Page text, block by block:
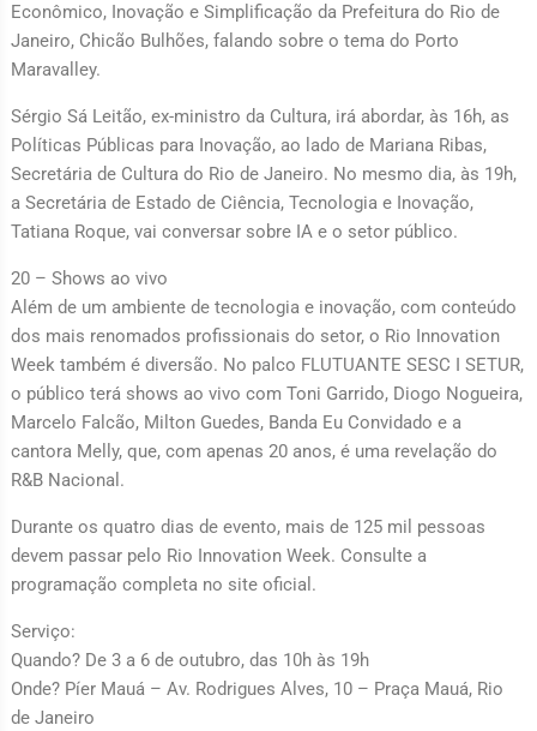
Econômico, Inovação e Simplificação da Prefeitura do Rio de
Janeiro, Chicão Bulhões, falando sobre o tema do Porto
Maravalley.
Sérgio Sá Leitão, ex-ministro da Cultura, irá abordar, às 16h, as
Políticas Públicas para Inovação, ao lado de Mariana Ribas,
Secretária de Cultura do Rio de Janeiro. No mesmo dia, às 19h,
a Secretária de Estado de Ciência, Tecnologia e Inovação,
Tatiana Roque, vai conversar sobre IA e o setor público.
20 – Shows ao vivo
Além de um ambiente de tecnologia e inovação, com conteúdo
dos mais renomados profissionais do setor, o Rio Innovation
Week também é diversão. No palco FLUTUANTE SESC I SETUR,
o público terá shows ao vivo com Toni Garrido, Diogo Nogueira,
Marcelo Falcão, Milton Guedes, Banda Eu Convidado e a
cantora Melly, que, com apenas 20 anos, é uma revelação do
R&B Nacional.
Durante os quatro dias de evento, mais de 125 mil pessoas
devem passar pelo Rio Innovation Week. Consulte a
programação completa no site oficial.
Serviço:
Quando? De 3 a 6 de outubro, das 10h às 19h
Onde? Píer Mauá – Av. Rodrigues Alves, 10 – Praça Mauá, Rio
de Janeiro